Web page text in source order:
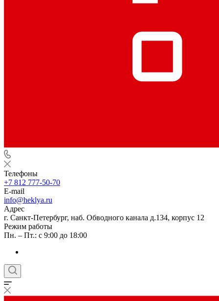
Телефоны
+7 812 777-50-70
E-mail
info@heklya.ru
Адрес
г. Санкт-Петербург, наб. Обводного канала д.134, корпус 12
Режим работы
Пн. – Пт.: с 9:00 до 18:00